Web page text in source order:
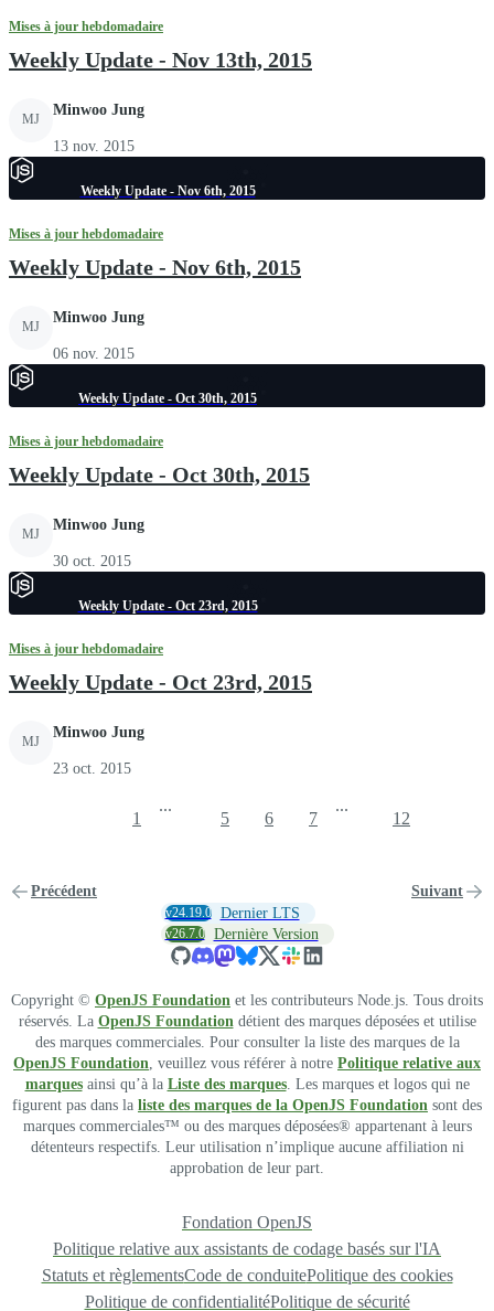
Mises à jour hebdomadaire
Weekly Update - Nov 13th, 2015
MJ
Minwoo Jung
13 nov. 2015
Weekly Update - Nov 6th, 2015
Mises à jour hebdomadaire
Weekly Update - Nov 6th, 2015
MJ
Minwoo Jung
06 nov. 2015
Weekly Update - Oct 30th, 2015
Mises à jour hebdomadaire
Weekly Update - Oct 30th, 2015
MJ
Minwoo Jung
30 oct. 2015
Weekly Update - Oct 23rd, 2015
Mises à jour hebdomadaire
Weekly Update - Oct 23rd, 2015
MJ
Minwoo Jung
23 oct. 2015
Précédent
1
...
5 6 7
...
12
Suivant
v24.19.0 Dernier LTS
v26.7.0 Dernière Version
Copyright © OpenJS Foundation et les contributeurs Node.js. Tous droits
réservés. La OpenJS Foundation détient des marques déposées et utilise
des marques commerciales. Pour consulter la liste des marques de la
OpenJS Foundation , veuillez vous référer à notre Politique relative aux
marquesainsi qu’à la Liste des marques. Les marques et logos qui ne
figurent pas dans la liste des marques de la OpenJS Foundation sont des
marques commerciales™ ou des marques déposées® appartenant à leurs
détenteurs respectifs. Leur utilisation n’implique aucune affiliation ni
approbation de leur part.
Fondation OpenJS
Politique relative aux assistants de codage basés sur l'IA
Statuts et règlementsCode de conduitePolitique des cookies
Politique de confidentialitéPolitique de sécurité